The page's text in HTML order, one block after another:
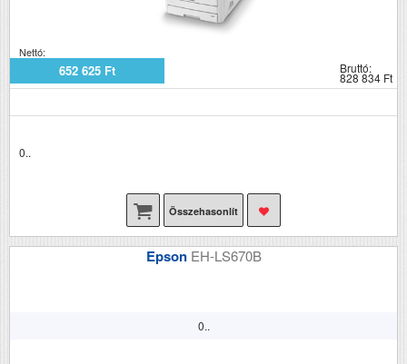
Nettó:
652 625 Ft Bruttó:
828 834 Ft
0..
Összehasonlít
Epson EH-LS670B
0..